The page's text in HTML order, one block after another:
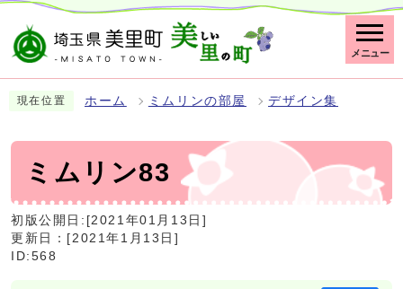
メニュー
現在位置 ホーム ミムリンの部屋 デザイン集
ミムリン83
初版公開日:[2021年01月13日]
更新日：[2021年1月13日]
ID:568